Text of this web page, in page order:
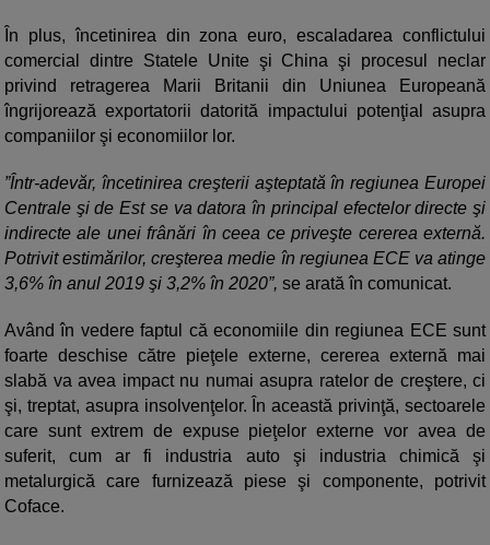
În plus, încetinirea din zona euro, escaladarea conflictului
comercial dintre Statele Unite şi China şi procesul neclar
privind retragerea Marii Britanii din Uniunea Europeană
îngrijorează exportatorii datorită impactului potenţial asupra
companiilor şi economiilor lor.
”Într-adevăr, încetinirea creşterii aşteptată în regiunea Europei
Centrale şi de Est se va datora în principal efectelor directe şi
indirecte ale unei frânări în ceea ce priveşte cererea externă.
Potrivit estimărilor, creşterea medie în regiunea ECE va atinge
3,6% în anul 2019 şi 3,2% în 2020”, se arată în comunicat.
Având în vedere faptul că economiile din regiunea ECE sunt
foarte deschise către pieţele externe, cererea externă mai
slabă va avea impact nu numai asupra ratelor de creştere, ci
şi, treptat, asupra insolvenţelor. În această privinţă, sectoarele
care sunt extrem de expuse pieţelor externe vor avea de
suferit, cum ar fi industria auto şi industria chimică şi
metalurgică care furnizează piese şi componente, potrivit
Coface.